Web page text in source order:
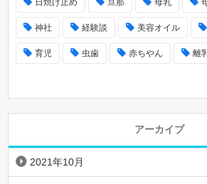
日焼け止め 旦那 母乳
神社 経験談 美容オイル
育児 虫歯 赤ちやん 離
アーカイブ
2021年10月